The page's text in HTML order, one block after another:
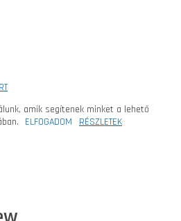
amik segítenek minket a lehető
ELFOGADOM
RÉSZLETEK